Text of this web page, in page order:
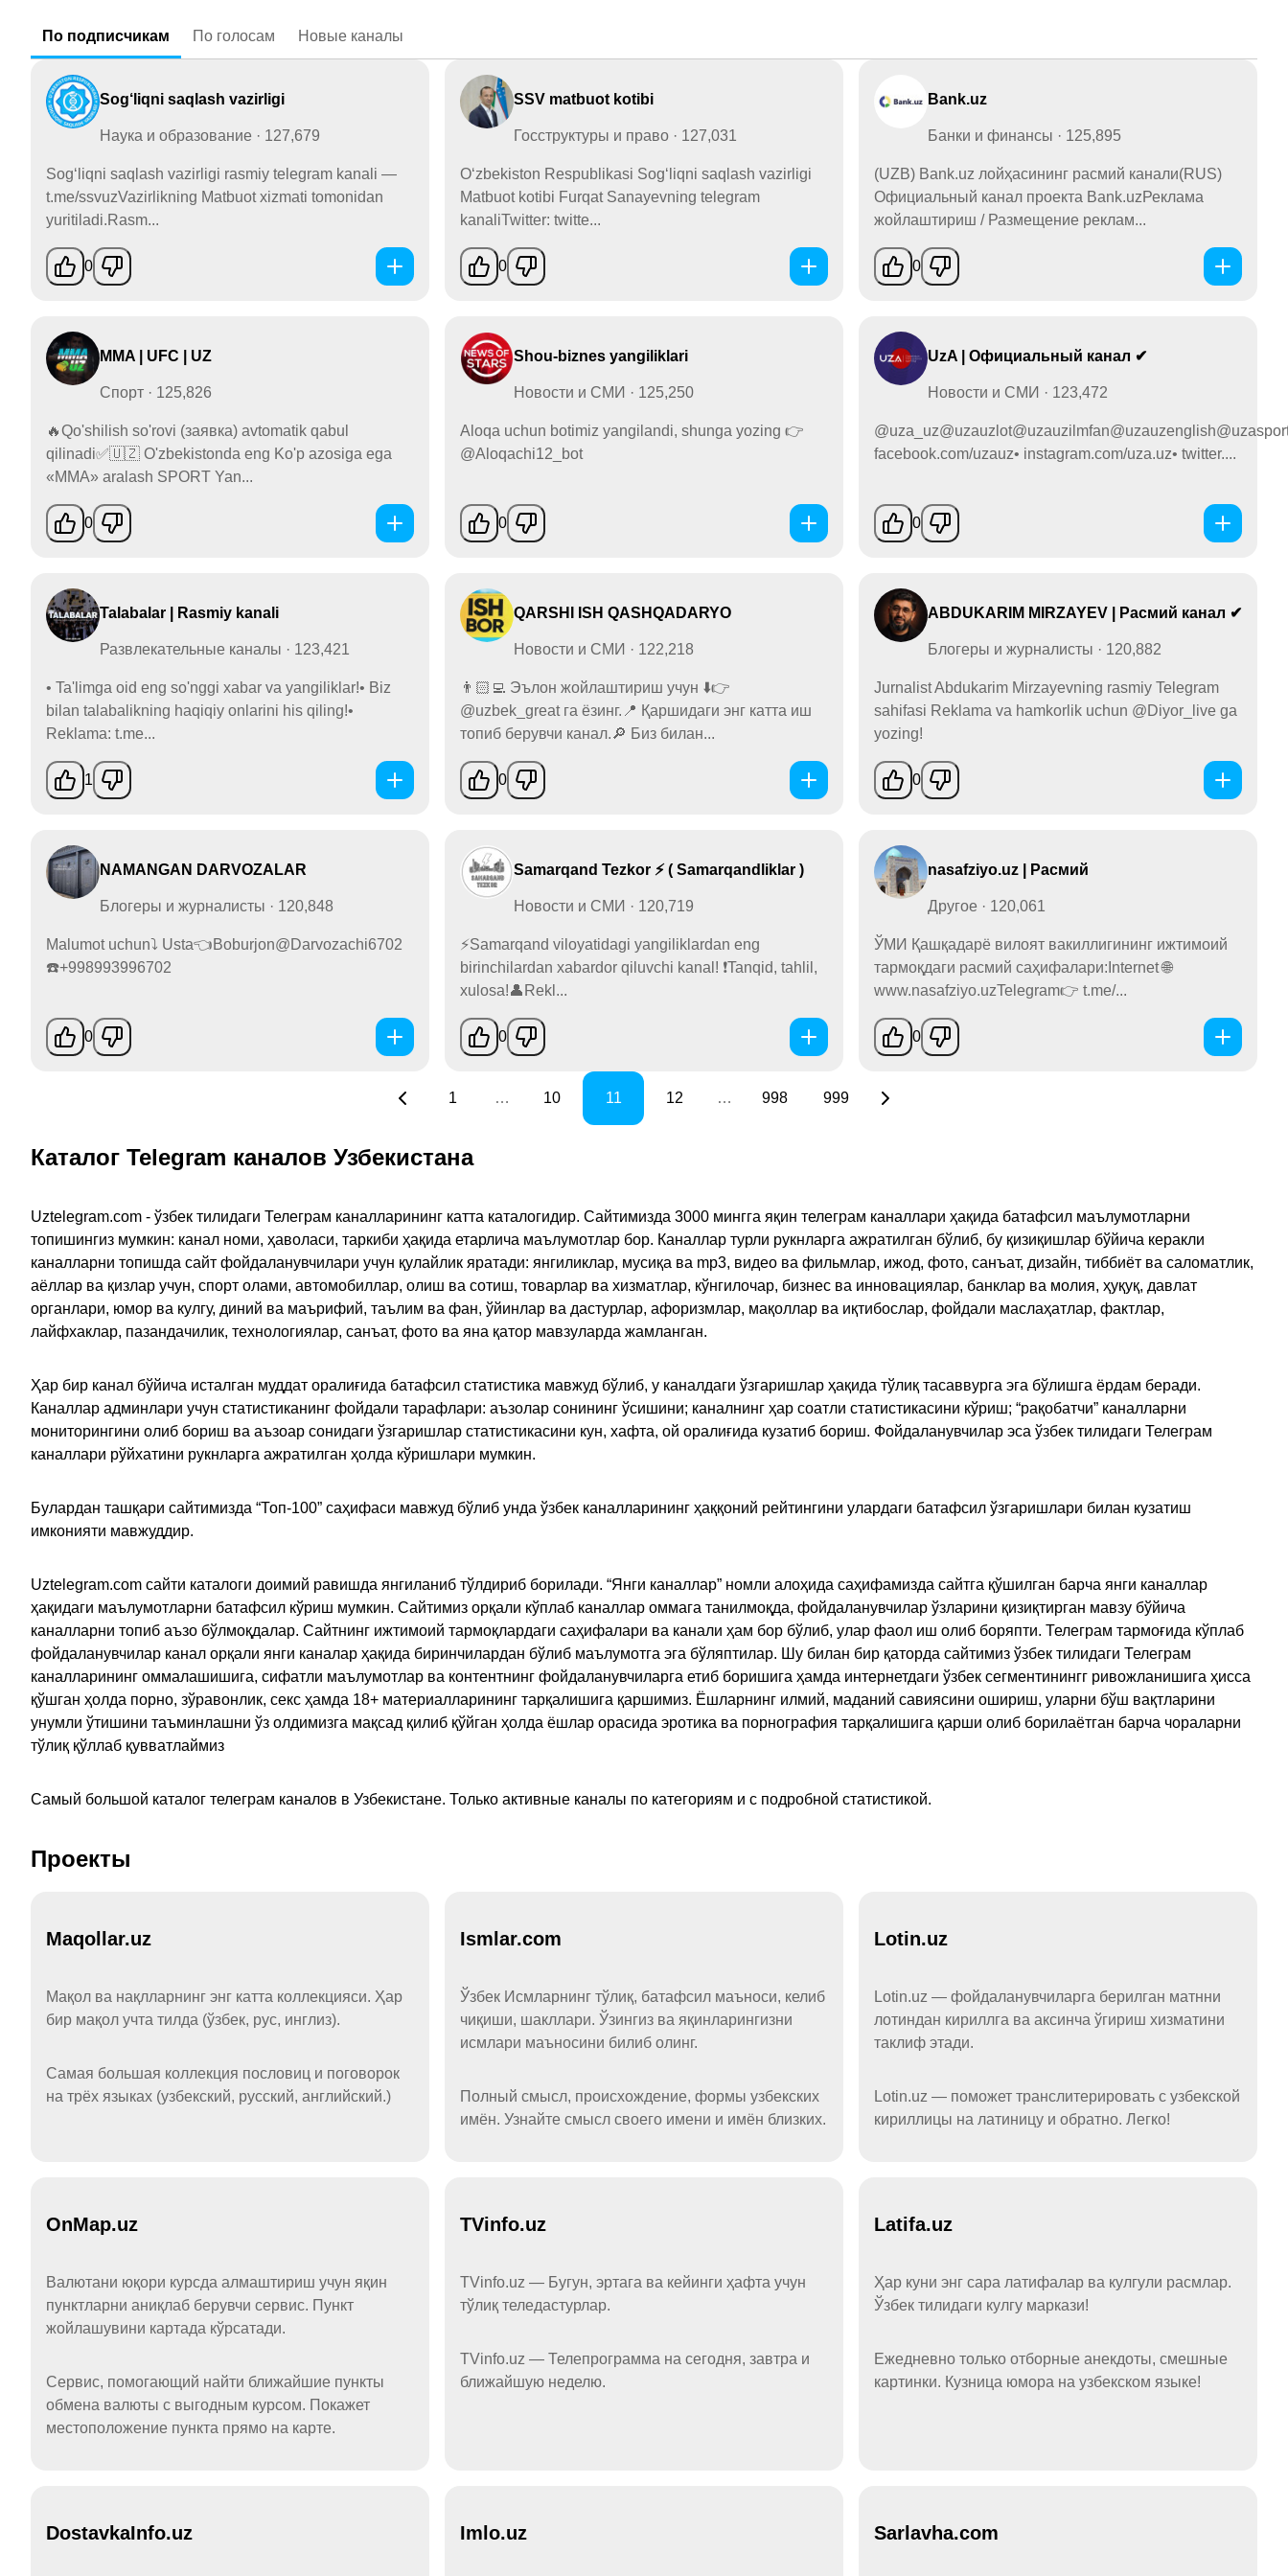
По подписчикам По голосам Новые каналы
Sog‘liqni saqlash vazirligi
Наука и образование · 127,679
Sog‘liqni saqlash vazirligi rasmiy telegram kanali —
t.me/ssvuzVazirlikning Matbuot xizmati tomonidan
yuritiladi.Rasm...
0
SSV matbuot kotibi
Госструктуры и право · 127,031
O‘zbekiston Respublikasi Sog‘liqni saqlash vazirligi
Matbuot kotibi Furqat Sanayevning telegram
kanaliTwitter: twitte...
0
Bank.uz
Банки и финансы · 125,895
(UZB) Bank.uz лойҳасининг расмий канали(RUS)
Официальный канал проекта Bank.uzРеклама
жойлаштириш / Размещение реклам...
0
MMA | UFC | UZ
Спорт · 125,826
🔥Qo'shilish so'rovi (заявка) avtomatik qabul
qilinadi✅🇺🇿 O'zbekistonda eng Ko'p azosiga ega
«MMA» aralash SPORT Yan...
0
Shou-biznes yangiliklari
Новости и СМИ · 125,250
Aloqa uchun botimiz yangilandi, shunga yozing 👉
@Aloqachi12_bot
0
UzA | Официальный канал ✔
Новости и СМИ · 123,472
facebook.com/uzauz• instagram.com/uza.uz• twitter....
0
Talabalar | Rasmiy kanali
Развлекательные каналы · 123,421
• Ta'limga oid eng so'nggi xabar va yangiliklar!• Biz
bilan talabalikning haqiqiy onlarini his qiling!•
Reklama: t.me...
1
QARSHI ISH QASHQADARYO
Новости и СМИ · 122,218
👨🏻‍💻 Эълон жойлаштириш учун ⬇️👉
@uzbek_great га ёзинг.📍 Қаршидаги энг катта иш
топиб берувчи канал.🔎 Биз билан...
0
ABDUKARIM MIRZAYEV | Расмий канал ✔
Блогеры и журналисты · 120,882
Jurnalist Abdukarim Mirzayevning rasmiy Telegram
sahifasi Reklama va hamkorlik uchun @Diyor_live ga
yozing!
0
NAMANGAN DARVOZALAR
Блогеры и журналисты · 120,848
Malumot uchun⤵️ Usta👈Boburjon@Darvozachi6702
☎️+998993996702
0
Samarqand Tezkor ⚡️ ( Samarqandliklar )
Новости и СМИ · 120,719
⚡️Samarqand viloyatidagi yangiliklardan eng
birinchilardan xabardor qiluvchi kanal! ❗️Tanqid, tahlil,
xulosa!👤Rekl...
0
nasafziyo.uz | Расмий
Другое · 120,061
ЎМИ Қашқадарё вилоят вакиллигининг ижтимоий
тармоқдаги расмий саҳифалари:Internet 🌐
www.nasafziyo.uzTelegram👉 t.me/...
0
1 … 10 11 12 … 998 999
Каталог Telegram каналов Узбекистана
Uztelegram.com - ўзбек тилидаги Телеграм каналларининг катта каталогидир. Сайтимизда 3000 мингга яқин телеграм каналлари ҳақида батафсил маълумотларни
топишингиз мумкин: канал номи, ҳаволаси, таркиби ҳақида етарлича маълумотлар бор. Каналлар турли рукнларга ажратилган бўлиб, бу қизиқишлар бўйича керакли
каналларни топишда сайт фойдаланувчилари учун қулайлик яратади: янгиликлар, мусиқа ва mp3, видео ва фильмлар, ижод, фото, санъат, дизайн, тиббиёт ва саломатлик,
аёллар ва қизлар учун, спорт олами, автомобиллар, олиш ва сотиш, товарлар ва хизматлар, кўнгилочар, бизнес ва инновациялар, банклар ва молия, ҳуқуқ, давлат
органлари, юмор ва кулгу, диний ва маърифий, таълим ва фан, ўйинлар ва дастурлар, афоризмлар, мақоллар ва иқтибослар, фойдали маслаҳатлар, фактлар,
лайфхаклар, пазандачилик, технологиялар, санъат, фото ва яна қатор мавзуларда жамланган.
Ҳар бир канал бўйича исталган муддат оралиғида батафсил статистика мавжуд бўлиб, у каналдаги ўзгаришлар ҳақида тўлиқ тасаввурга эга бўлишга ёрдам беради.
Каналлар админлари учун статистиканинг фойдали тарафлари: аъзолар сонининг ўсишини; каналнинг ҳар соатли статистикасини кўриш; “рақобатчи” каналларни
мониторингини олиб бориш ва аъзоар сонидаги ўзгаришлар статистикасини кун, хафта, ой оралиғида кузатиб бориш. Фойдаланувчилар эса ўзбек тилидаги Телеграм
каналлари рўйхатини рукнларга ажратилган ҳолда кўришлари мумкин.
Булардан ташқари сайтимизда “Топ-100” саҳифаси мавжуд бўлиб унда ўзбек каналларининг ҳаққоний рейтингини улардаги батафсил ўзгаришлари билан кузатиш
имконияти мавжуддир.
Uztelegram.com сайти каталоги доимий равишда янгиланиб тўлдириб борилади. “Янги каналлар” номли алоҳида саҳифамизда сайтга қўшилган барча янги каналлар
ҳақидаги маълумотларни батафсил кўриш мумкин. Сайтимиз орқали кўплаб каналлар оммага танилмоқда, фойдаланувчилар ўзларини қизиқтирган мавзу бўйича
каналларни топиб аъзо бўлмоқдалар. Сайтнинг ижтимоий тармоқлардаги саҳифалари ва канали ҳам бор бўлиб, улар фаол иш олиб боряпти. Телеграм тармоғида кўплаб
фойдаланувчилар канал орқали янги каналар ҳақида биринчилардан бўлиб маълумотга эга бўляптилар. Шу билан бир қаторда сайтимиз ўзбек тилидаги Телеграм
каналларининг оммалашишига, сифатли маълумотлар ва контентнинг фойдаланувчиларга етиб боришига ҳамда интернетдаги ўзбек сегментинингг ривожланишига ҳисса
қўшган ҳолда порно, зўравонлик, секс ҳамда 18+ материалларининг тарқалишига қаршимиз. Ёшларнинг илмий, маданий савиясини ошириш, уларни бўш вақтларини
унумли ўтишини таъминлашни ўз олдимизга мақсад қилиб қўйган ҳолда ёшлар орасида эротика ва порнография тарқалишига қарши олиб борилаётган барча чораларни
тўлиқ қўллаб қувватлаймиз
Самый большой каталог телеграм каналов в Узбекистане. Только активные каналы по категориям и с подробной статистикой.
Проекты
Maqollar.uz
Мақол ва нақлларнинг энг катта коллекцияси. Ҳар
бир мақол учта тилда (ўзбек, рус, инглиз).
Самая большая коллекция пословиц и поговорок
на трёх языках (узбекский, русский, английский.)
Ismlar.com
Ўзбек Исмларнинг тўлиқ, батафсил маъноси, келиб
чиқиши, шакллари. Ўзингиз ва яқинларингизни
исмлари маъносини билиб олинг.
Полный смысл, происхождение, формы узбекских
имён. Узнайте смысл своего имени и имён близких.
Lotin.uz
Lotin.uz — фойдаланувчиларга берилган матнни
лотиндан кириллга ва аксинча ўгириш хизматини
таклиф этади.
Lotin.uz — поможет транслитерировать с узбекской
кириллицы на латиницу и обратно. Легко!
OnMap.uz
Валютани юқори курсда алмаштириш учун яқин
пунктларни аниқлаб берувчи сервис. Пункт
жойлашувини картада кўрсатади.
Сервис, помогающий найти ближайшие пункты
обмена валюты с выгодным курсом. Покажет
местоположение пункта прямо на карте.
TVinfo.uz
TVinfo.uz — Бугун, эртага ва кейинги ҳафта учун
тўлиқ теледастурлар.
TVinfo.uz — Телепрограмма на сегодня, завтра и
ближайшую неделю.
Latifa.uz
Ҳар куни энг сара латифалар ва кулгули расмлар.
Ўзбек тилидаги кулгу маркази!
Ежедневно только отборные анекдоты, смешные
картинки. Кузница юмора на узбекском языке!
DostavkaInfo.uz Imlo.uz Sarlavha.com